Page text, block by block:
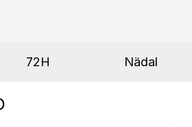
72H Nädal